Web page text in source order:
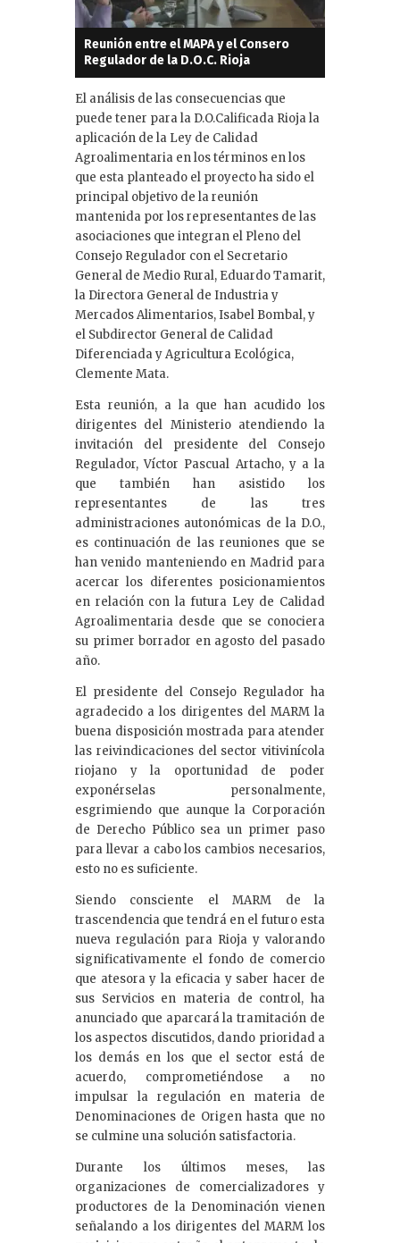
Reunión entre el MAPA y el Consero
Regulador de la D.O.C. Rioja
El análisis de las consecuencias que
puede tener para la D.O.Calificada Rioja la
aplicación de la Ley de Calidad
Agroalimentaria en los términos en los
que esta planteado el proyecto ha sido el
principal objetivo de la reunión
mantenida por los representantes de las
asociaciones que integran el Pleno del
Consejo Regulador con el Secretario
General de Medio Rural, Eduardo Tamarit,
la Directora General de Industria y
Mercados Alimentarios, Isabel Bombal, y
el Subdirector General de Calidad
Diferenciada y Agricultura Ecológica,
Clemente Mata.
Esta reunión, a la que han acudido los
dirigentes del Ministerio atendiendo la
invitación del presidente del Consejo
Regulador, Víctor Pascual Artacho, y a la
que también han asistido los
representantes de las tres
administraciones autonómicas de la D.O.,
es continuación de las reuniones que se
han venido manteniendo en Madrid para
acercar los diferentes posicionamientos
en relación con la futura Ley de Calidad
Agroalimentaria desde que se conociera
su primer borrador en agosto del pasado
año.
El presidente del Consejo Regulador ha
agradecido a los dirigentes del MARM la
buena disposición mostrada para atender
las reivindicaciones del sector vitivinícola
riojano y la oportunidad de poder
exponérselas personalmente,
esgrimiendo que aunque la Corporación
de Derecho Público sea un primer paso
para llevar a cabo los cambios necesarios,
esto no es suficiente.
Siendo consciente el MARM de la
trascendencia que tendrá en el futuro esta
nueva regulación para Rioja y valorando
significativamente el fondo de comercio
que atesora y la eficacia y saber hacer de
sus Servicios en materia de control, ha
anunciado que aparcará la tramitación de
los aspectos discutidos, dando prioridad a
los demás en los que el sector está de
acuerdo, comprometiéndose a no
impulsar la regulación en materia de
Denominaciones de Origen hasta que no
se culmine una solución satisfactoria.
Durante los últimos meses, las
organizaciones de comercializadores y
productores de la Denominación vienen
señalando a los dirigentes del MARM los